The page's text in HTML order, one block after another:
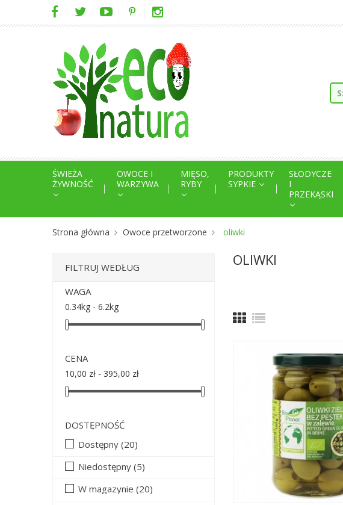
ŚWIEŻA
ŻYWNOŚĆ
OWOCE I
WARZYWA
MIĘSO,
RYBY
PRODUKTY
SYPKIE
SŁODYCZE
I
PRZEKĄSKI
Strona główna Owoce przetworzone oliwki
FILTRUJ WEDŁUG
WAGA
0.34kg - 6.2kg
CENA
10,00 zł - 395,00 zł
DOSTĘPNOŚĆ
Dostępny (20)
Niedostępny (5)
W magazynie (20)
OLIWKI